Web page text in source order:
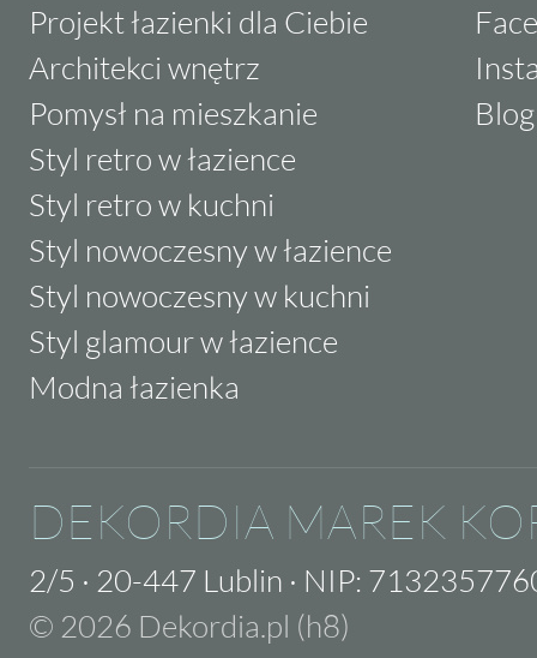
Projekt łazienki dla Ciebie
Architekci wnętrz
Pomysł na mieszkanie
Styl retro w łazience
Styl retro w kuchni
Styl nowoczesny w łazience
Styl nowoczesny w kuchni
Styl glamour w łazience
Modna łazienka
Blog
DEKORDIA MAREK
2/5 · 20-447 Lublin · NIP:
© 2026 Dekordia.pl (h8)